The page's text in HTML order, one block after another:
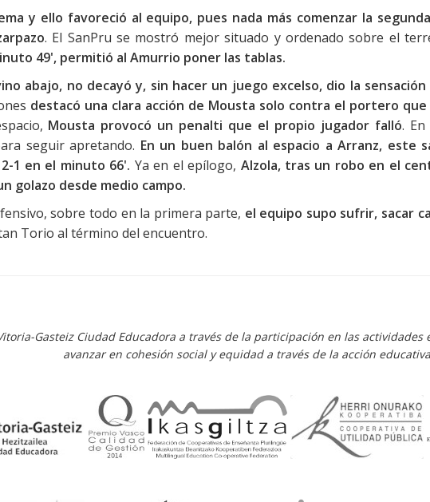
y ello favoreció al equipo, pues nada más comenzar la
. El SanPru se mostró mejor situado y ordenado sobre el
49', permitió al Amurrio poner las tablas.
abajo, no decayó y, sin hacer un juego excelso, dio la
destacó una clara acción de Mousta solo contra el portero
Mousta provocó un penalti que el propio jugador falló. En
seguir apretando. En un buen balón al espacio a Arranz, este
1 en el minuto 66'. Ya en el epílogo, Alzola, tras un robo en el
golazo desde medio campo.
sobre todo en la primera parte, el equipo supo sufrir, sacar
Torio al término del encuentro.
Gasteiz Ciudad Educadora a través de la participación en las
avanzar en cohesión social y equidad a través de la acción